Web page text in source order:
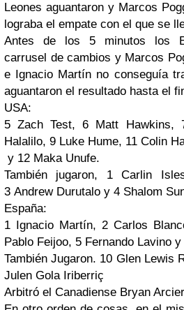
Leones aguantaron y Marcos
lograba el empate con el que se
Antes de los 5 minutos los
carrusel de cambios y Marcos
e Ignacio Martín no conseguía
aguantaron el resultado hasta el
USA:
5 Zach Test, 6 Matt Hawkins,
Halalilo, 9 Luke Hume, 11 Colin
y 12 Maka Unufe.
También jugaron, 1 Carlin
3 Andrew Durutalo y 4 Shalom
España:
1 Ignacio Martín, 2 Carlos
Pablo Feijoo, 5 Fernando Lavino
También Jugaron. 10 Glen Lewis
Julen Gola Iriberriç
Arbitró el Canadiense Bryan